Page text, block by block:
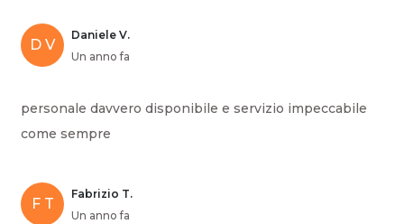
D V
Daniele V.
Un anno fa
personale davvero disponibile e servizio impeccabile
come sempre
F T
Fabrizio T.
Un anno fa